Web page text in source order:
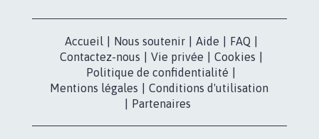
Accueil Nous soutenir Aide FAQ
Contactez-nous
Vie privée Cookies
Politique de confidentialité
Mentions légales
Conditions d'utilisation
Partenaires